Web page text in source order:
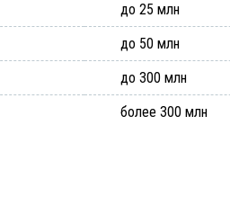
до 25 млн
до 50 млн
до 300 млн
более 300 млн